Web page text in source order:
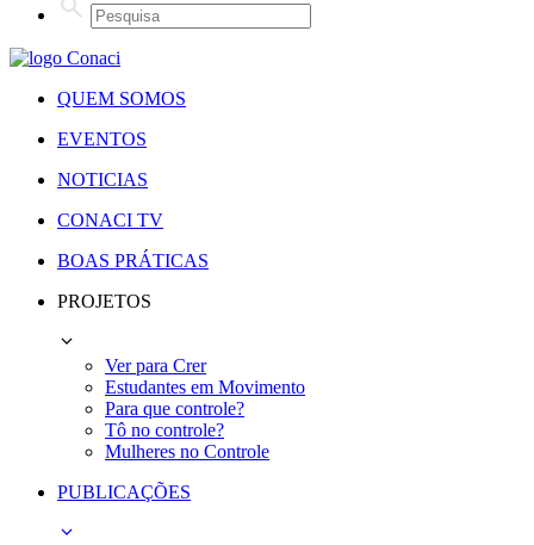
QUEM SOMOS
EVENTOS
NOTICIAS
CONACI TV
BOAS PRÁTICAS
PROJETOS
Ver para Crer
Estudantes em Movimento
Para que controle?
Tô no controle?
Mulheres no Controle
PUBLICAÇÕES